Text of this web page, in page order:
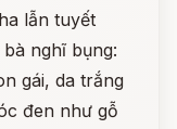
lẫn tuyết
nghĩ bụng:
gái, da trắng
đen như gỗ